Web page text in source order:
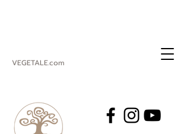
VEGETALE.com